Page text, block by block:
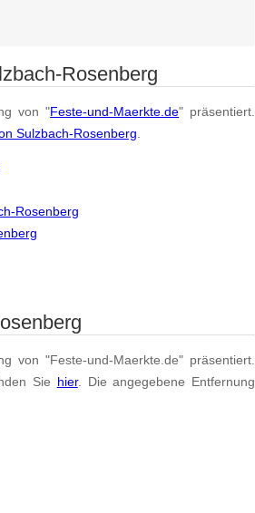
Rosenberg
von "Feste-und-Maerkte.de" präsentiert.
Sulzbach-Rosenberg
Rosenberg
von "Feste-und-Maerkte.de" präsentiert.
Sie hier. Die angegebene Entfernung